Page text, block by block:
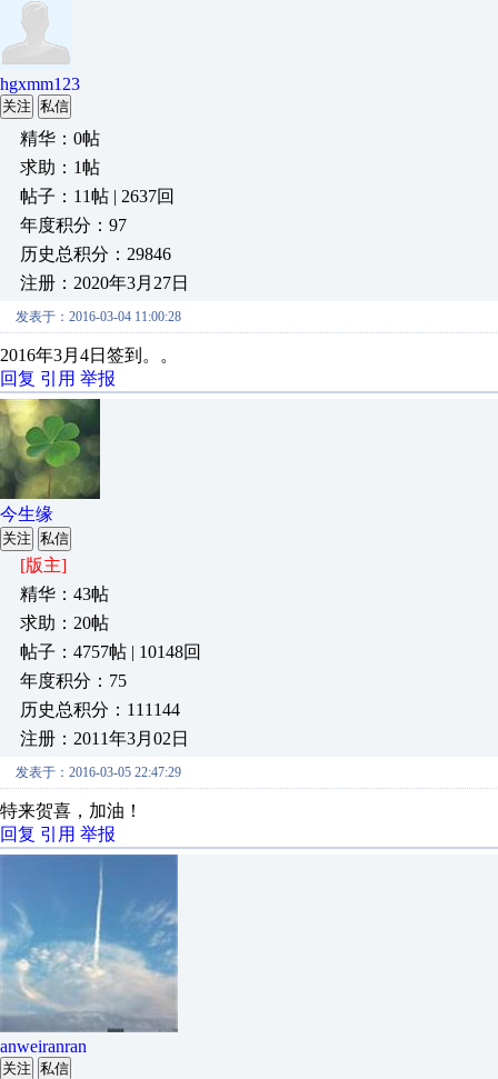
hgxmm123
关注 私信
精华：0帖
求助：1帖
帖子：11帖 | 2637回
年度积分：97
历史总积分：29846
注册：2020年3月27日
发表于：2016-03-04 11:00:28
2016年3月4日签到。。
回复 引用 举报
今生缘
关注 私信
[版主]
精华：43帖
求助：20帖
帖子：4757帖 | 10148回
年度积分：75
历史总积分：111144
注册：2011年3月02日
发表于：2016-03-05 22:47:29
特来贺喜，加油！
回复 引用 举报
anweiranran
关注 私信